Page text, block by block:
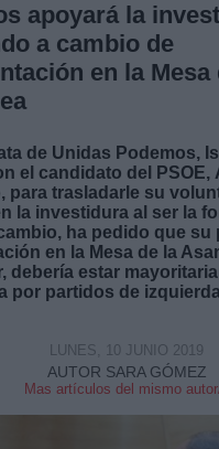
apoyará la
a cambio de
en la Mesa
de Unidas Podemos,
el candidato del PSOE,
para trasladarle su
la investidura al ser la
ha pedido que su
en la Mesa de la
debería estar
por partidos de
AUTOR SARA GÓMEZ
Mas artículos del mismo
LUNES, 10 JUNIO 2019
link